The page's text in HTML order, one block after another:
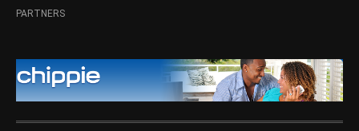
PARTNERS